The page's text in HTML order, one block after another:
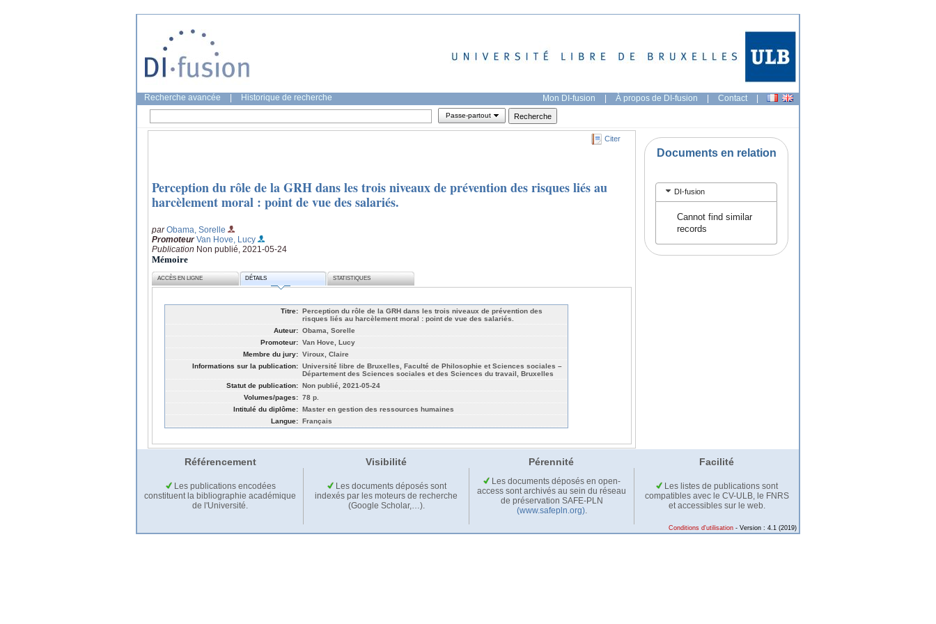
Recherche avancée Historique de recherche Mon DI-fusion | À propos de DI-fusion | Contact |
Passe-partout
Citer
Perception du rôle de la GRH dans les trois niveaux de prévention des risques liés au
harcèlement moral : point de vue des salariés.
parObama, Sorelle
Promoteur Van Hove, Lucy
Publication Non publié, 2021-05-24
Mémoire
ACCÈS EN LIGNE DÉTAILS STATISTIQUES
Titre: Perception du rôle de la GRH dans les trois niveaux de prévention des
risques liés au harcèlement moral : point de vue des salariés.
Auteur: Obama, Sorelle
Promoteur: Van Hove, Lucy
Membre du jury: Viroux, Claire
Informations sur la publication: Université libre de Bruxelles, Faculté de Philosophie et Sciences sociales –
Département des Sciences sociales et des Sciences du travail, Bruxelles
Statut de publication: Non publié, 2021-05-24
Volumes/pages: 78 p.
Intitulé du diplôme: Master en gestion des ressources humaines
Langue: Français
Documents en relation
DI-fusion
Cannot find similar
records
Référencement Visibilité Pérennité Facilité
Les publications encodées
constituent la bibliographie académique
de l'Université.
Les documents déposés sont
indexés par les moteurs de recherche
(Google Scholar,…).
Les documents déposés en open-
access sont archivés au sein du réseau
de préservation SAFE-PLN
(www.safepln.org).
Les listes de publications sont
compatibles avec le CV-ULB, le FNRS
et accessibles sur le web.
Conditions d'utilisation - Version : 4.1 (2019)